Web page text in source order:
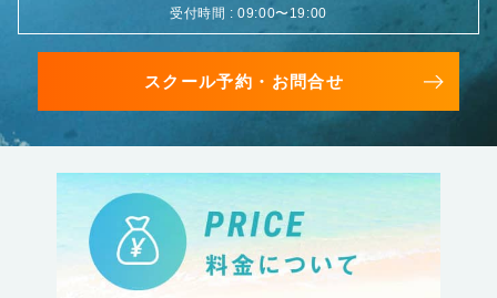
受付時間 : 09:00〜19:00
スクール予約・お問合せ